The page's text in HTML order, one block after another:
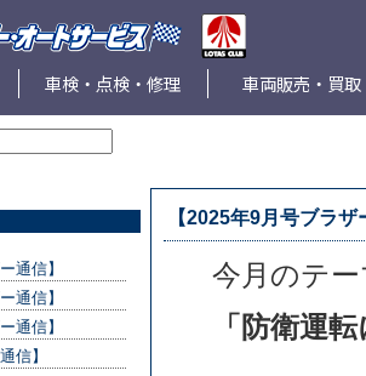
車検・点検・修理 車両販売・買取
【2025年9月号ブラザ
今月のテ
「防衛運
通信】
通信】
通信】
信】